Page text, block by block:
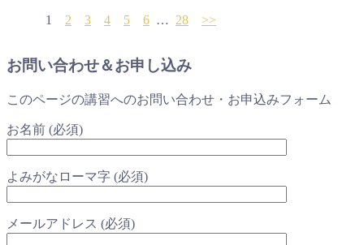
1 2 3 4 5 6 … 28 >>
お問い合わせ＆お申し込み
このページの講習へのお問い合わせ・お申込みフォーム
お名前 (必須)
よみがなローマ字 (必須)
メールアドレス (必須)